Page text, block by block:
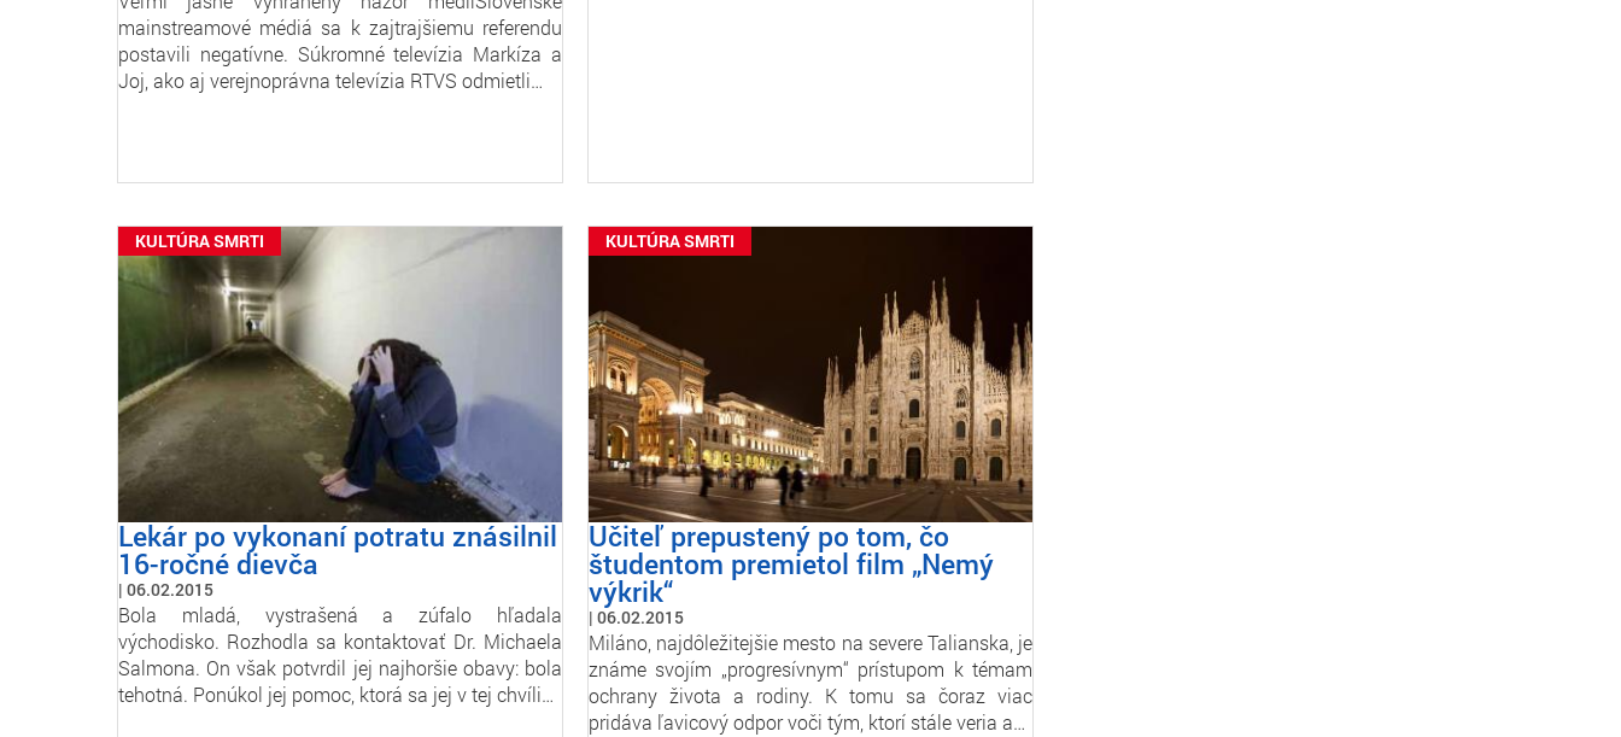
mainstreamové médiá sa k zajtrajšiemu referendu
postavili negatívne. Súkromné televízia Markíza a
Joj, ako aj verejnoprávna televízia RTVS odmietli…
KULTÚRA SMRTI
Lekár po vykonaní potratu znásilnil
16-ročné dievča
06.02.2015
Bola mladá, vystrašená a zúfalo hľadala
východisko. Rozhodla sa kontaktovať Dr. Michaela
Salmona. On však potvrdil jej najhoršie obavy: bola
tehotná. Ponúkol jej pomoc, ktorá sa jej v tej chvíli…
KULTÚRA SMRTI
Učiteľ prepustený po tom, čo
študentom premietol film „Nemý
výkrik“
06.02.2015
Miláno, najdôležitejšie mesto na severe Talianska, je
známe svojím „progresívnym“ prístupom k témam
ochrany života a rodiny. K tomu sa čoraz viac
pridáva ľavicový odpor voči tým, ktorí stále veria a…